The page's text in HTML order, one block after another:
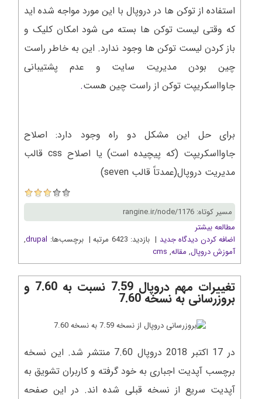
استفاده از توکن ها در دروپال با این مورد مواجه شده اید
که وقتی لیست توکن ها بسته می شود امکان کلیک و
باز کردن لیست توکن ها وجود ندارد. این به خاطر راست
چین بودن مدیریت سایت و عدم پشتیبانی
جاوااسکریپت توکن از راست چین هست.
برای حل این مشکل دو راه وجود دارد: اصلاح
جاوااسکریپت (که پیچیده است) یا اصلاح css قالب
مدیریت دروپال(عمدتاً قالب seven)
مسیر کوتاه: rangine.ir/node/1176
مطالعه بیشتر
اضافه کردن دیدگاه جدید | بازدید: 6423 مرتبه | برچسب‌ها: drupal
,
آموزش دروپال, مقاله,
cms
تغییرات مهم دروپال 7.59 نسبت به 7.60 و
بروزرسانی به نسخه 7.60
در 17 اکتبر 2018 دروپال 7.60 منتشر شد. این نسخه
برچسب آپدیت اجباری به خود گرفته و کاربران تشویق به
آپدیت سریع از نسخه قبلی شده اند. در این صفحه